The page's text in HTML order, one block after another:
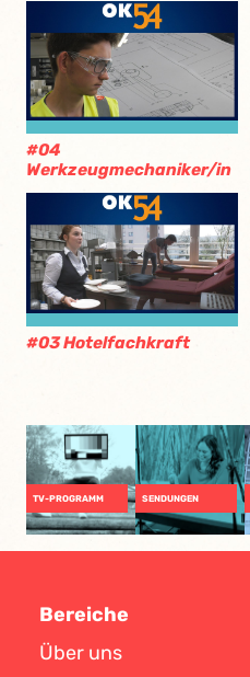
#04
Werkzeugmechaniker/in
#03 Hotelfachkraft
TV-PROGRAMM SENDUNGEN
Bereiche
Über uns